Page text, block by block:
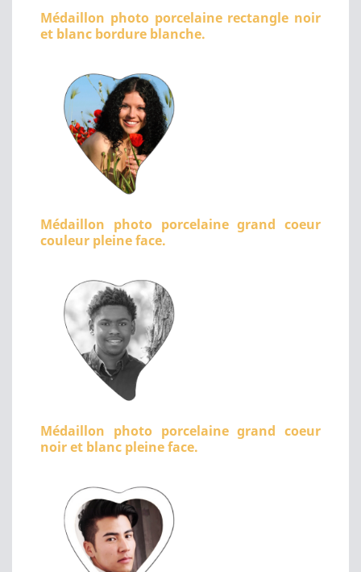
Médaillon photo porcelaine rectangle noir
et blanc bordure blanche.
Médaillon photo porcelaine grand coeur
couleur pleine face.
Médaillon photo porcelaine grand coeur
noir et blanc pleine face.